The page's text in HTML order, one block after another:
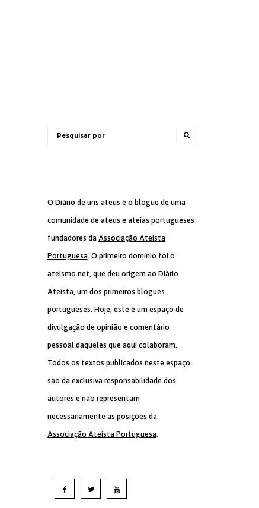
O Diário de uns ateus é o blogue de uma
comunidade de ateus e ateias portugueses
fundadores da Associação Ateísta
Portuguesa. O primeiro domínio foi o
ateismo.net, que deu origem ao Diário
Ateísta, um dos primeiros blogues
portugueses. Hoje, este é um espaço de
divulgação de opinião e comentário
pessoal daqueles que aqui colaboram.
Todos os textos publicados neste espaço
são da exclusiva responsabilidade dos
autores e não representam
necessariamente as posições da
Associação Ateísta Portuguesa.